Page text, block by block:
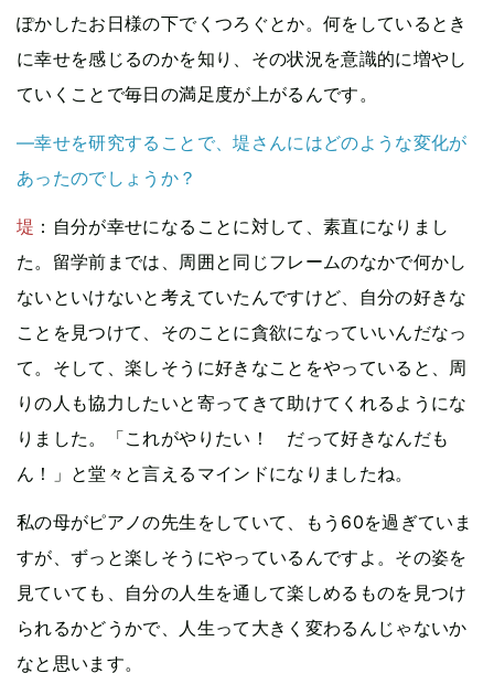
ぽかしたお日様の下でくつろぐとか。何をしているとき
に幸せを感じるのかを知り、その状況を意識的に増やし
ていくことで毎日の満足度が上がるんです。
—幸せを研究することで、堤さんにはどのような変化が
あったのでしょうか？
堤 ：自分が幸せになることに対して、素直になりまし
た。留学前までは、周囲と同じフレームのなかで何かし
ないといけないと考えていたんですけど、自分の好きな
ことを見つけて、そのことに貪欲になっていいんだなっ
て。そして、楽しそうに好きなことをやっていると、周
りの人も協力したいと寄ってきて助けてくれるようにな
りました。「これがやりたい！ だって好きなんだも
ん！」と堂々と言えるマインドになりましたね。
私の母がピアノの先生をしていて、もう60を過ぎていま
すが、ずっと楽しそうにやっているんですよ。その姿を
見ていても、自分の人生を通して楽しめるものを見つけ
られるかどうかで、人生って大きく変わるんじゃないか
なと思います。